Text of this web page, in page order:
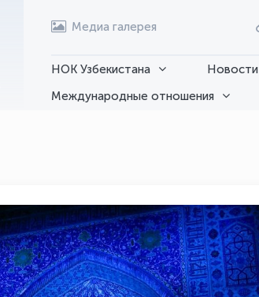
Медиа галерея
НОК Узбекистана Новости
Международные отношения